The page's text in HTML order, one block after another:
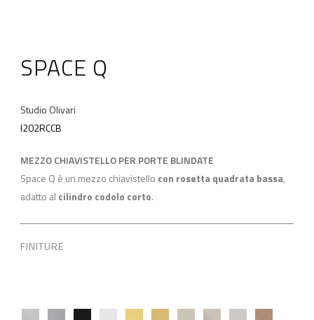
SPACE Q
Studio Olivari
I202RCCB
MEZZO CHIAVISTELLO PER PORTE BLINDATE
Space Q è un mezzo chiavistello con rosetta quadrata bassa,
adatto al cilindro codolo corto.
FINITURE